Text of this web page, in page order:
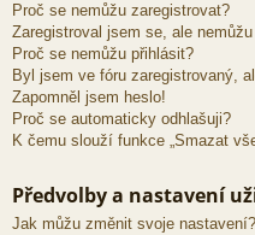
Proč se nemůžu zaregistrovat?
Zaregistroval jsem se, ale
Proč se nemůžu přihlásit?
Byl jsem ve fóru zaregistrovaný,
Zapomněl jsem heslo!
Proč se automaticky odhlašuji?
K čemu slouží funkce „Smazat
Předvolby a nastavení
Jak můžu změnit svoje nastavení?